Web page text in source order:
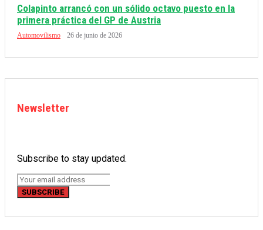
Colapinto arrancó con un sólido octavo puesto en la
primera práctica del GP de Austria
Automovilismo 26 de junio de 2026
Newsletter
Subscribe to stay updated.
SUBSCRIBE